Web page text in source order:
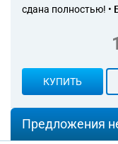
сдана полностью! •
КУПИТЬ
Предложения